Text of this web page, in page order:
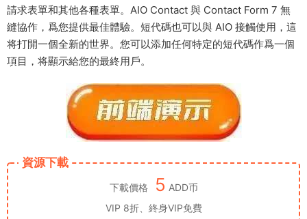
請求表單和其他各種表單。AIO Contact 與 Contact Form 7 無
縫協作，爲您提供最佳體驗。短代碼也可以與 AIO 接觸使用，這
将打開一個全新的世界。您可以添加任何特定的短代碼作爲一個
項目，将顯示給您的最終用戶。
資源下載
下載價格 5 ADD币
VIP 8折、終身VIP免費